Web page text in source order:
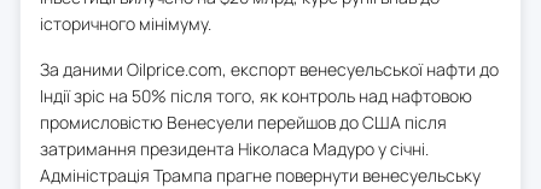
історичного мінімуму.
За даними Oilprice.com, експорт венесуельської нафти до
Індії зріс на 50% після того, як контроль над нафтовою
промисловістю Венесуели перейшов до США після
затримання президента Ніколаса Мадуро у січні.
Адміністрація Трампа прагне повернути венесуельську